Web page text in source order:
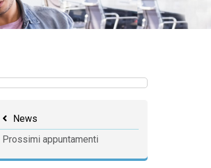
News
Prossimi appuntamenti